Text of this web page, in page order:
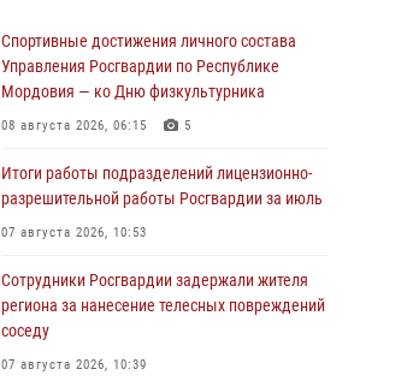
Спортивные достижения личного состава
Управления Росгвардии по Республике
Мордовия — ко Дню физкультурника
08 августа 2026, 06:15 5
Итоги работы подразделений лицензионно-
разрешительной работы Росгвардии за июль
07 августа 2026, 10:53
Сотрудники Росгвардии задержали жителя
региона за нанесение телесных повреждений
соседу
07 августа 2026, 10:39